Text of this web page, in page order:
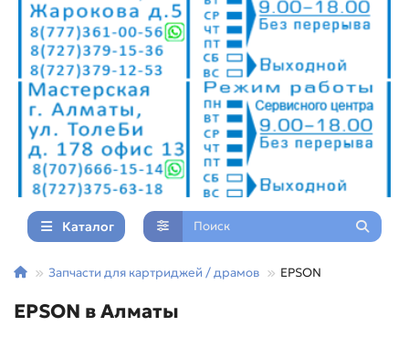
Каталог
Запчасти для картриджей / драмов EPSON
EPSON в Алматы